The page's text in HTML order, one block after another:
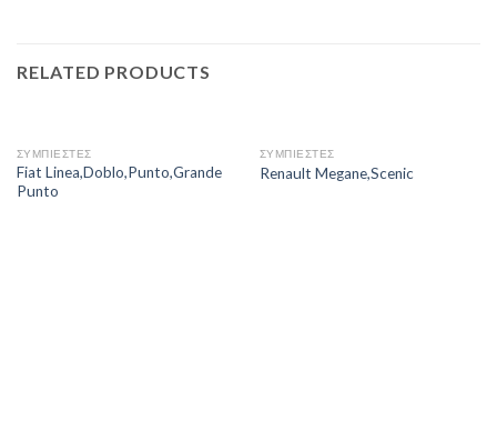
RELATED PRODUCTS
ΣΥΜΠΙΕΣΤΕΣ
Fiat Linea,Doblo,Punto,Grande
Punto
ΣΥΜΠΙΕΣΤΕΣ
Renault Megane,Scenic